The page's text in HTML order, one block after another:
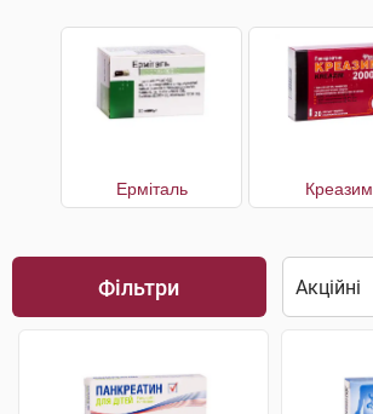
Ерміталь Креазим
Фільтри